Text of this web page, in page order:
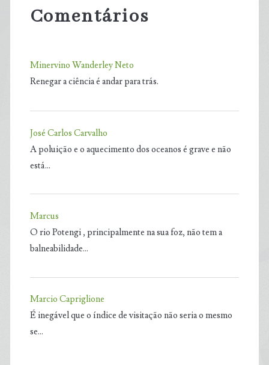
Comentários
Minervino Wanderley Neto
Renegar a ciência é andar para trás.
José Carlos Carvalho
A poluição e o aquecimento dos oceanos é grave e não
está…
Marcus
O rio Potengi , principalmente na sua foz, não tem a
balneabilidade…
Marcio Capriglione
É inegável que o índice de visitação não seria o mesmo
se…